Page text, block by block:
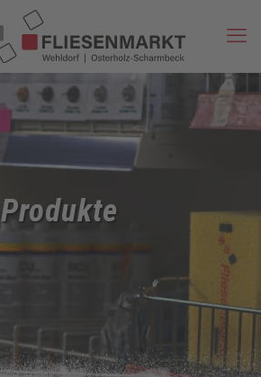
Produkte